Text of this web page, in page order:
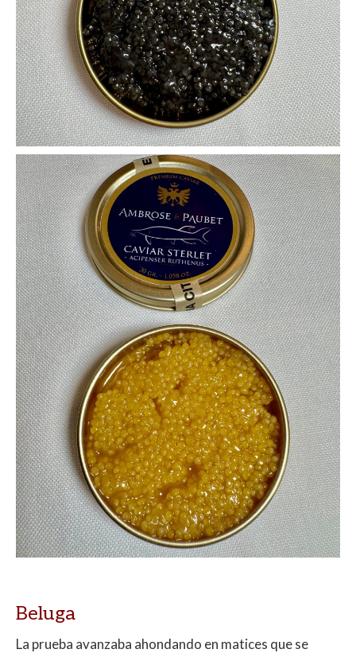
Beluga
La prueba avanzaba ahondando en matices que se